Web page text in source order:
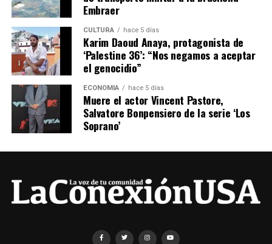
Embraer
CULTURA hace 5 días
Karim Daoud Anaya, protagonista de
‘Palestine 36’: “Nos negamos a aceptar
el genocidio”
ECONOMÍA hace 5 días
Muere el actor Vincent Pastore,
Salvatore Bonpensiero de la serie ‘Los
Soprano’